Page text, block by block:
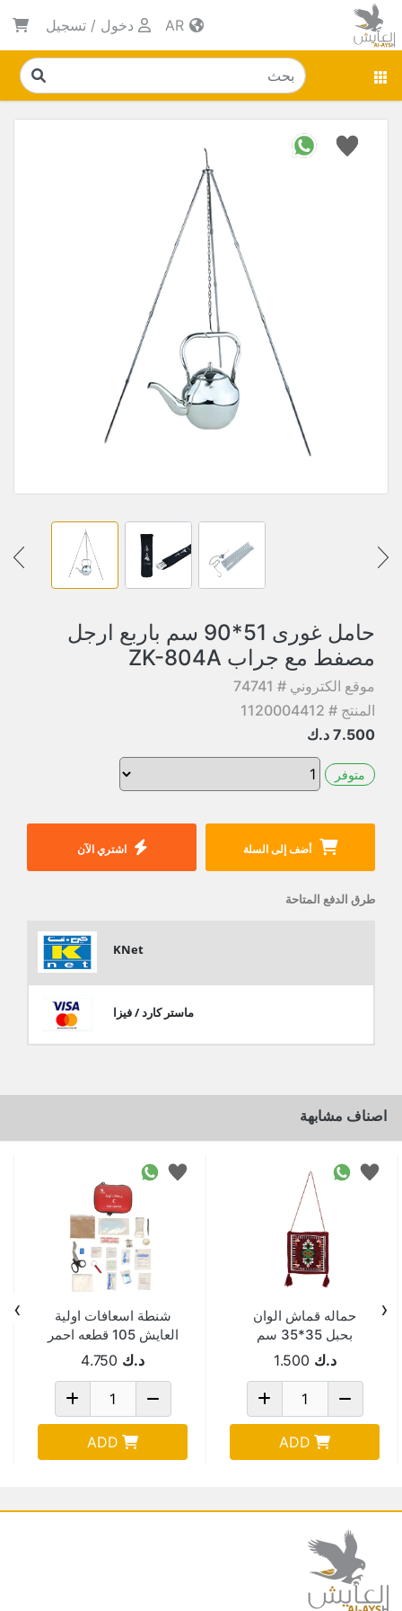
دخول / تسجيل
حامل غورى 51*90 سم باربع ارجل
مصفط مع جراب ZK-804A
موقع الكتروني # 74741
المنتج # 1120004412
7.500 د.ك
متوفر
أضف إلى السلة اشتري الآن
طرق الدفع المتاحة
KNet
ماستر كارد / فيزا
اصناف مشابهة
حماله قماش الوان
بحبل 35*35 سم
د.ك 1.500
ADD
شنطة اسعافات اولية
العايش 105 قطعه احمر
EVA105د.ك 4.750
ADD
‹
›